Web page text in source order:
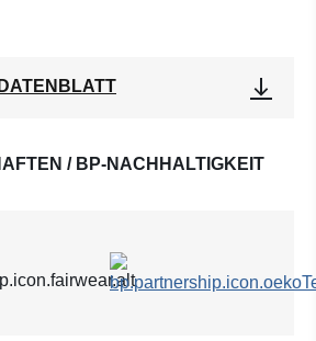
/ BP-NACHHALTIGKEIT